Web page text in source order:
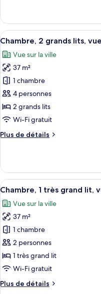
grand
lit,
vue
ville
le
type
de
Chambre,
très
grand
lit,
vue
ville
Afficher
toutes
les
photos
pour
ce
type
de
chambre :
Chambre,
lits,
vue
ville
(Shower)
4
Chambre, 2 grands lits,
Vue sur la ville
37 m²
1 chambre
4 personnes
2 grands lits
Wi-Fi gratuit
Plus de détails
Plus
le
type
de
Chambre,
2
grands
lits,
vue
ville
(Shower)
Afficher
toutes
les
photos
pour
ce
type
de
chambre :
Chambre,
4
Chambre, 1 très grand lit,
Vue sur la ville
37 m²
1 chambre
2 personnes
1 très grand lit
Wi-Fi gratuit
Plus de détails
Plus